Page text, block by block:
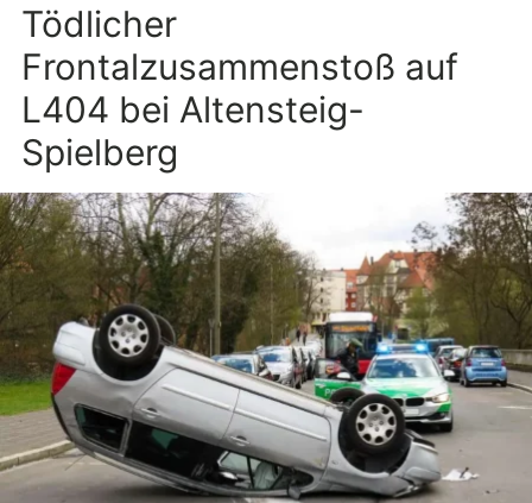
Tödlicher
Frontalzusammenstoß auf
L404 bei Altensteig-
Spielberg